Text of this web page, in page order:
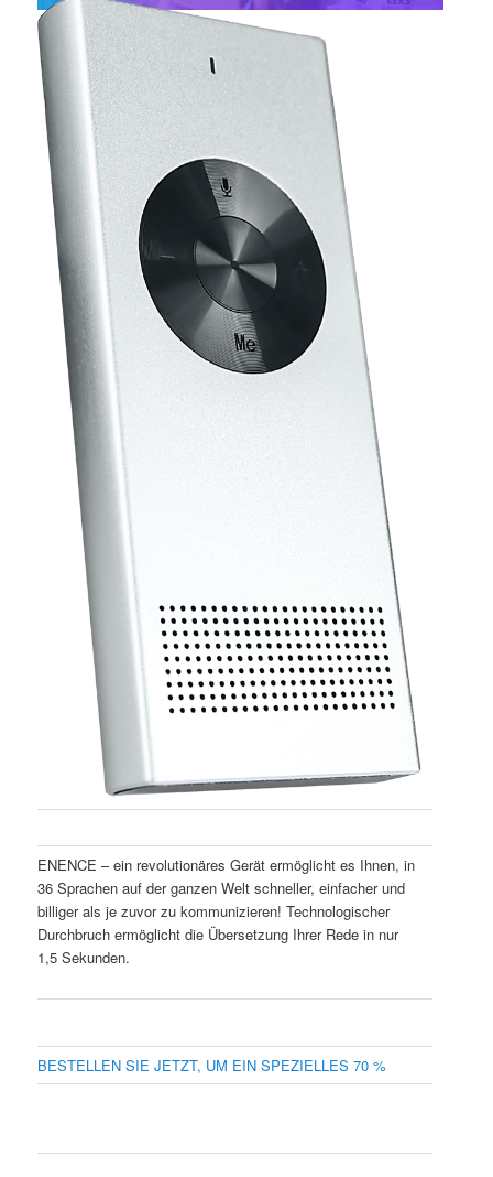
ENENCE – ein revolutionäres Gerät ermöglicht es Ihnen, in
36 Sprachen auf der ganzen Welt schneller, einfacher und
billiger als je zuvor zu kommunizieren! Technologischer
Durchbruch ermöglicht die Übersetzung Ihrer Rede in nur
1,5 Sekunden.
BESTELLEN SIE JETZT, UM EIN SPEZIELLES 70 %